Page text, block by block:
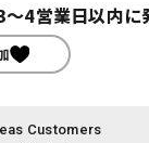
4営業日以内に
Customers